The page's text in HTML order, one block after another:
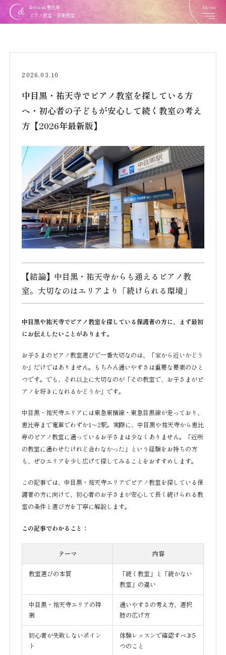
&music恵比寿
ピアノ教室・音楽教室
2026.03.10
中目黒・祐天寺でピアノ教室を探している方
へ・初心者の子どもが安心して続く教室の考え
方【2026年最新版】
【結論】中目黒・祐天寺からも通えるピアノ教
室。大切なのはエリアより「続けられる環境」
中目黒や祐天寺でピアノ教室を探している保護者の方に、まず最初
にお伝えしたいことがあります。
お子さまのピアノ教室選びで一番大切なのは、「家から近いかどう
か」だけではありません。もちろん通いやすさは重要な要素のひと
つです。でも、それ以上に大切なのが「その教室で、お子さまがピ
アノを好きになれるかどうか」です。
中目黒・祐天寺エリアには東急東横線・東急目黒線が走っており、
恵比寿まで電車でわずか1〜2駅。実際に、中目黒や祐天寺から恵比
寿のピアノ教室に通っているお子さまは少なくありません。「近所
の教室に通わせたけれど合わなかった」という経験をお持ちの方
も、ぜひエリアを少し広げて探してみることをおすすめします。
この記事では、中目黒・祐天寺エリアでピアノ教室を探している保
護者の方に向けて、初心者のお子さまが安心して長く続けられる教
室の条件と選び方を丁寧に解説します。
この記事でわかること：
テーマ 内容
教室選びの本質
「続く教室」と「続かない
教室」の違い
中目黒・祐天寺エリアの特
徴
通いやすさの考え方、選択
肢の広げ方
初心者が失敗しないポイン
ト
体験レッスンで確認すべき5
つのこと
Menu